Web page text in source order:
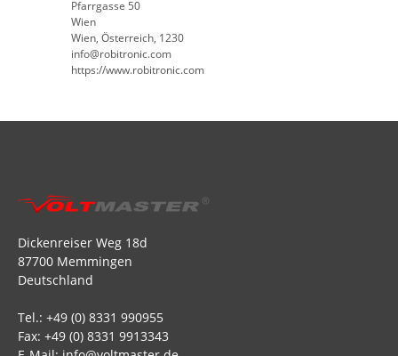
Pfarrgasse 50
Wien
Wien, Österreich, 1230
info@robitronic.com
https://www.robitronic.com
Dickenreiser Weg 18d
87700 Memmingen
Deutschland
Tel.: +49 (0) 8331 990955
Fax: +49 (0) 8331 9913343